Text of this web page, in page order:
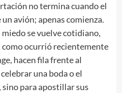
no termina cuando el
avión; apenas comienza.
miedo se vuelve cotidiano,
ocurrió recientemente
hacen fila frente al
una boda o el
para apostillar sus